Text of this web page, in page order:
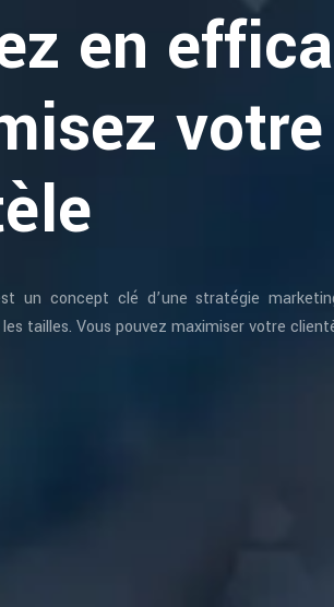
en
votre
un concept clé d’une stratégie
tailles. Vous pouvez maximiser votre